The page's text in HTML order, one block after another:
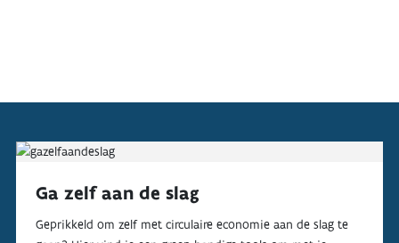
Ga zelf aan de slag
Geprikkeld om zelf met circulaire economie aan de slag te